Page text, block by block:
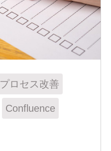
プロセス改善
Confluence